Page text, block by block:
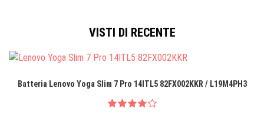
VISTI DI RECENTE
Batteria Lenovo Yoga Slim 7 Pro 14ITL5 82FX002KKR / L19M4PH3